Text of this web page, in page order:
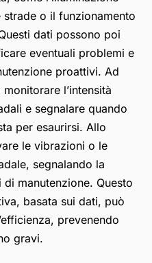
o il funzionamento
dati possono poi
eventuali problemi e
proattivi. Ad
l’intensità
e segnalare quando
per esaurirsi. Allo
le vibrazioni o le
segnalando la
manutenzione. Questo
basata sui dati, può
prevenendo
gravi.